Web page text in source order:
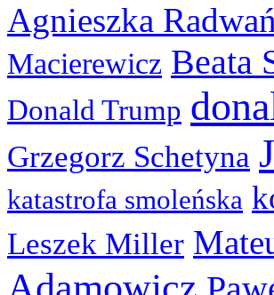
Agnieszka
Macierewicz Beata
Donald Trump
Grzegorz Schetyna
katastrofa smoleńska
Leszek Miller